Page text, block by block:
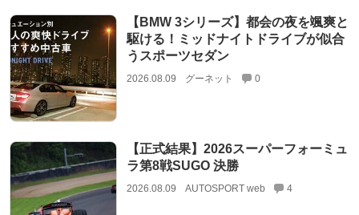
【BMW 3シリーズ】都会の夜を颯爽と
駆ける！ミッドナイトドライブが似合
うスポーツセダン
2026.08.09 グーネット 0
【正式結果】2026スーパーフォーミュ
ラ第8戦SUGO 決勝
2026.08.09 AUTOSPORT web 4